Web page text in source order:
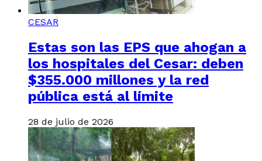
CESAR
Estas son las EPS que ahogan a
los hospitales del Cesar: deben
$355.000 millones y la red
pública está al límite
28 de julio de 2026